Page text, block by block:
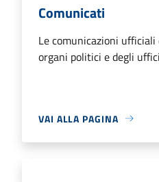
Comunicati
Le comunicazioni ufficiali
organi politici e degli
VAI ALLA PAGINA